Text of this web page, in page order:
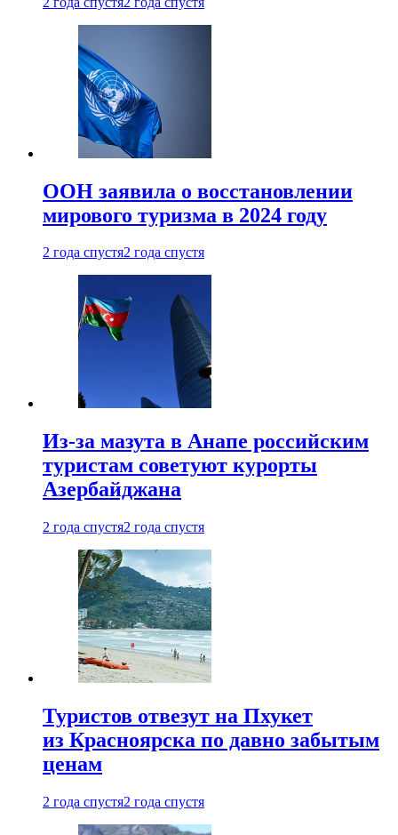
ООН заявила о восстановлении
мирового туризма в 2024 году
2 года спустя2 года спустя
Из-за мазута в Анапе российским
туристам советуют курорты
Азербайджана
2 года спустя2 года спустя
Туристов отвезут на Пхукет
из Красноярска по давно забытым
ценам
2 года спустя2 года спустя